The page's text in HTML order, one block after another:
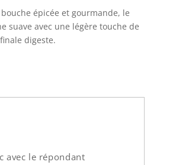
épicée et gourmande, le
suave avec une légère touche de
digeste.
avec le répondant